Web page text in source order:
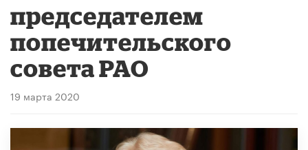
председателем
попечительского
совета РАО
19 марта 2020